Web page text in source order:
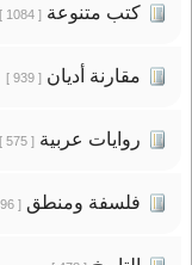
كتب متنوعة[ 1084 ]
مقارنة أديان[ 939 ]
روايات عربية[ 575 ]
فلسفة ومنطق[ 496 ]